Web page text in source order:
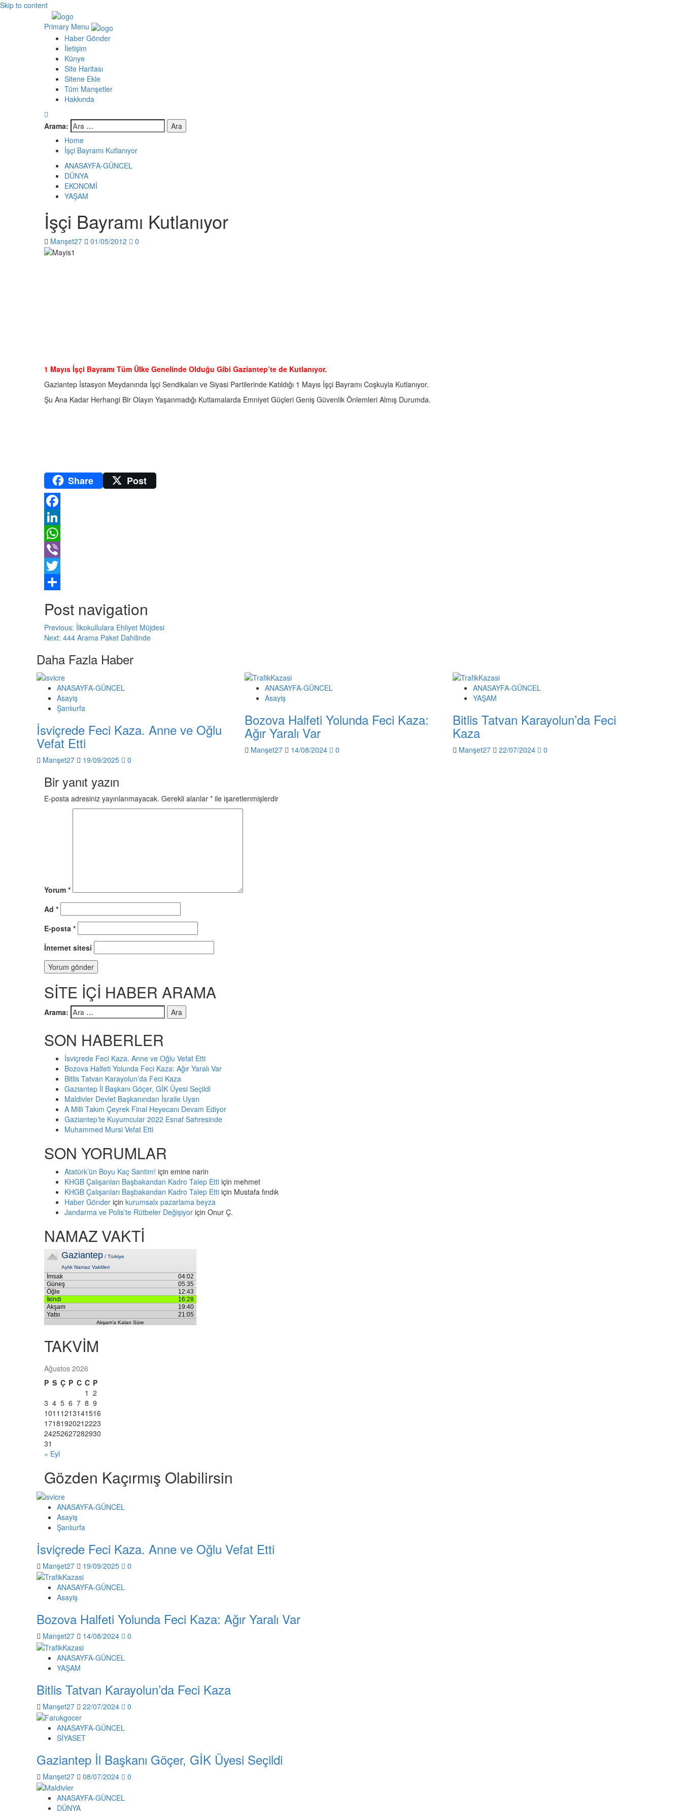
Skip to content
Primary Menu
Haber Gönder
İletişim
Künye
Site Haritası
Sitene Ekle
Tüm Manşetler
Hakkında
Arama:
Home
İşçi Bayramı Kutlanıyor
ANASAYFA-GÜNCEL
DÜNYA
EKONOMİ
YAŞAM
İşçi Bayramı Kutlanıyor
Manşet27 01/05/2012 0
1 Mayıs İşçi Bayramı Tüm Ülke Genelinde Olduğu Gibi Gaziantep’te de Kutlanıyor.
Gaziantep İstasyon Meydanında İşçi Sendikaları ve Siyasi Partilerinde Katıldığı 1 Mayıs İşçi Bayramı Coşkuyla Kutlanıyor.
Şu Ana Kadar Herhangi Bir Olayın Yaşanmadığı Kutlamalarda Emniyet Güçleri Geniş Güvenlik Önlemleri Almış Durumda.
Share Post
Facebook
LinkedIn
WhatsApp
Viber
Twitter
Post navigation
Previous: İlkokullulara Ehliyet Müjdesi
Next: 444 Arama Paket Dahilinde
Daha Fazla Haber
ANASAYFA-GÜNCEL
Asayiş
Şanlıurfa
İsviçrede Feci Kaza. Anne ve Oğlu
Vefat Etti
Manşet27 19/09/2025 0
ANASAYFA-GÜNCEL
Asayiş
Bozova Halfeti Yolunda Feci Kaza:
Ağır Yaralı Var
Manşet27 14/08/2024 0
ANASAYFA-GÜNCEL
YAŞAM
Bitlis Tatvan Karayolun’da Feci
Kaza
Manşet27 22/07/2024 0
Bir yanıt yazın
E-posta adresiniz yayınlanmayacak. Gerekli alanlar * ile işaretlenmişlerdir
Yorum *
Ad *
E-posta *
İnternet sitesi
SİTE İÇİ HABER ARAMA
Arama:
SON HABERLER
İsviçrede Feci Kaza. Anne ve Oğlu Vefat Etti
Bozova Halfeti Yolunda Feci Kaza: Ağır Yaralı Var
Bitlis Tatvan Karayolun’da Feci Kaza
Gaziantep İl Başkanı Göçer, GİK Üyesi Seçildi
Maldivler Devlet Başkanından İsraile Uyarı
A Milli Takım Çeyrek Final Heyecanı Devam Ediyor
Gaziantep’te Kuyumcular 2022 Esnaf Sahresinde
Muhammed Mursi Vefat Etti
SON YORUMLAR
Atatürk’ün Boyu Kaç Santim! için emine narin
KHGB Çalışanları Başbakandan Kadro Talep Etti için mehmet
KHGB Çalışanları Başbakandan Kadro Talep Etti için Mustafa fındık
Haber Gönder için kurumsalx pazarlama beyza
Jandarma ve Polis’te Rütbeler Değişiyor için Onur Ç.
NAMAZ VAKTİ
TAKVİM
Ağustos 2026
P S Ç P C C P
1 2
3 4 5 6 7 8 9
1011 1213141516
17181920212223
24252627282930
31
« Eyl
Gözden Kaçırmış Olabilirsin
ANASAYFA-GÜNCEL
Asayiş
Şanlıurfa
İsviçrede Feci Kaza. Anne ve Oğlu Vefat Etti
Manşet27 19/09/2025 0
ANASAYFA-GÜNCEL
Asayiş
Bozova Halfeti Yolunda Feci Kaza: Ağır Yaralı Var
Manşet27 14/08/2024 0
ANASAYFA-GÜNCEL
YAŞAM
Bitlis Tatvan Karayolun’da Feci Kaza
Manşet27 22/07/2024 0
ANASAYFA-GÜNCEL
SİYASET
Gaziantep İl Başkanı Göçer, GİK Üyesi Seçildi
Manşet27 08/07/2024 0
ANASAYFA-GÜNCEL
DÜNYA